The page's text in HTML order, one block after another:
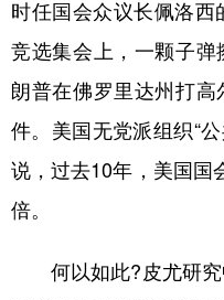
时任国会众议长佩洛西
竞选集会上，一颗子
朗普在佛罗里达州打
件。美国无党派组织“
说，过去10年，美国国
倍。
何以如此?皮尤研究